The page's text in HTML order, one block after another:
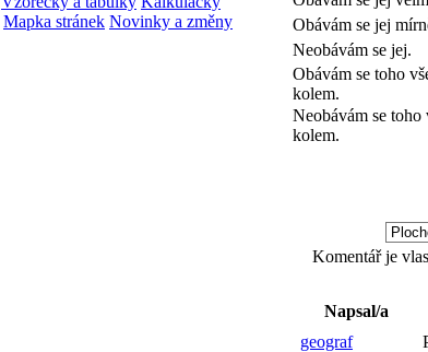
Mapka stránek Novinky a změny
Obávám se jej
Neobávám se jej.
Obávám se toho
kolem.
Neobávám se toho
kolem.
Komentář je
Napsal/a
geograf